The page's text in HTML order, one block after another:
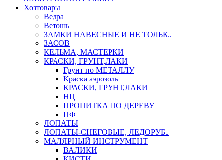
Хозтовары
Ведра
Ветошь
ЗАМКИ НАВЕСНЫЕ И НЕ ТОЛЬК..
ЗАСОВ
КЕЛЬМА, МАСТЕРКИ
КРАСКИ, ГРУНТ,ЛАКИ
Грунт по МЕТАЛЛУ
Краска аэрозоль
КРАСКИ, ГРУНТ,ЛАКИ
НЦ
ПРОПИТКА ПО ДЕРЕВУ
ПФ
ЛОПАТЫ
ЛОПАТЫ-СНЕГОВЫЕ, ЛЕДОРУБ..
МАЛЯРНЫЙ ИНСТРУМЕНТ
ВАЛИКИ